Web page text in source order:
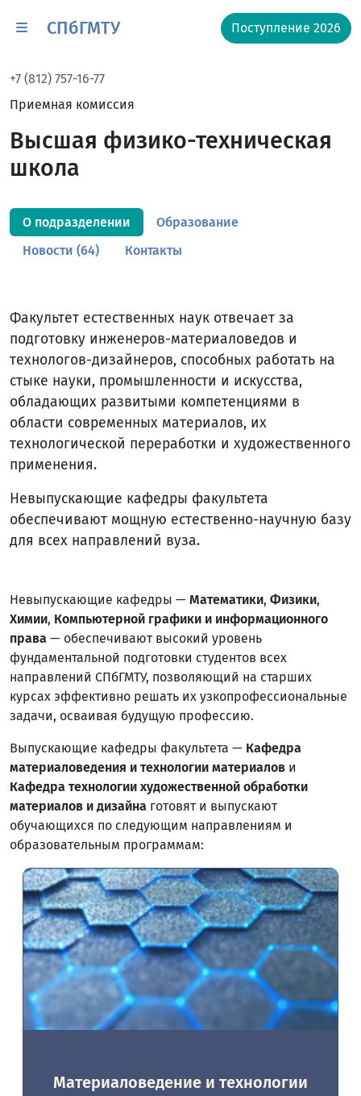
СПбГМТУ Поступление 2026
+7 (812) 757-16-77
Приемная комиссия
Высшая физико-техническая
школа
О подразделении
Образование
Новости (64)
Контакты
Факультет естественных наук отвечает за
подготовку инженеров-материаловедов и
технологов-дизайнеров, способных работать на
стыке науки, промышленности и искусства,
обладающих развитыми компетенциями в
области современных материалов, их
технологической переработки и художественного
применения.
Невыпускающие кафедры факультета
обеспечивают мощную естественно-научную базу
для всех направлений вуза.
Невыпускающие кафедры — Математики, Физики,
Химии, Компьютерной графики и информационного
права — обеспечивают высокий уровень
фундаментальной подготовки студентов всех
направлений СПбГМТУ, позволяющий на старших
курсах эффективно решать их узкопрофессиональные
задачи, осваивая будущую профессию.
Выпускающие кафедры факультета — Кафедра
материаловедения и технологии материалов и
Кафедра технологии художественной обработки
материалов и дизайна готовят и выпускают
обучающихся по следующим направлениям и
образовательным программам:
Материаловедение и технологии